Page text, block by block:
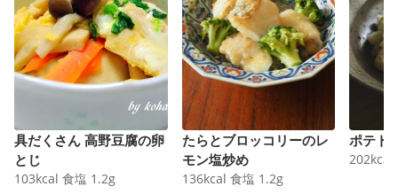
具だくさん 高野豆腐の卵
とじ
103kcal 食塩 1.2g
たらとブロッコリーのレ
モン塩炒め
136kcal 食塩 1.2g
ポテト
202kcal